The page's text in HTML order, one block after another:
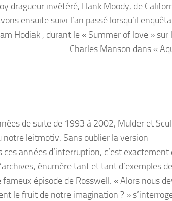
dragueur invétéré, Hank Moody, de
ensuite suivi l’an passé lorsqu’il
Hodiak , durant le « Summer of love » sur
Charles Manson dans «
de suite de 1993 à 2002, Mulder et
leitmotiv. Sans oublier la version
années d’interruption, c’est
énumère tant et tant d’exemples de
épisode de Rosswell. « Alors nous
le fruit de notre imagination ? »